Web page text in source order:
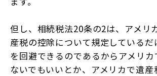
但し、相続税法20条の2は、アメリ
産税の控除について規定している
を回避できるのであるからアメリ
ないでもいいとか、アメリカで遺